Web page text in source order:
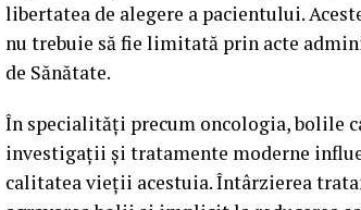
libertatea de alegere a pacientului.
nu trebuie să fie limitată prin acte
de Sănătate.
În specialități precum oncologia, bolile
investigații și tratamente moderne
calitatea vieții acestuia. Întârzierea